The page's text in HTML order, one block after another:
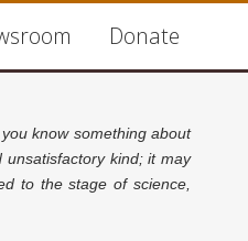
Donate
know something about
kind; it may
to the stage of science,